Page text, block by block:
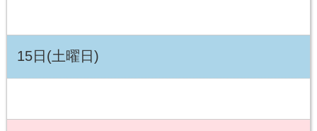
15日(土曜日)